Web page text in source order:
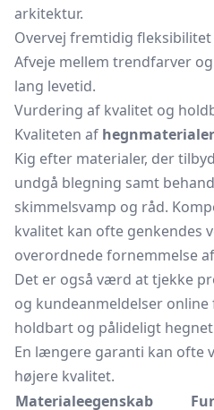
arkitektur.
Overvej fremtidig fleksibilitet
Afveje mellem trendfarver
lang levetid.
Vurdering af kvalitet og
Kvaliteten af hegnmaterialer
Kig efter materialer, der
undgå blegning samt
skimmelsvamp og råd.
kvalitet kan ofte genkendes
overordnede fornemmelse
Det er også værd at tjekke
og kundeanmeldelser
holdbart og pålideligt
En længere garanti kan ofte
højere kvalitet.
Materialeegenskab